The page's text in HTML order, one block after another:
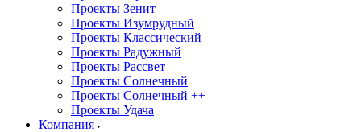
Проекты Зенит
Проекты Изумрудный
Проекты Классический
Проекты Радужный
Проекты Рассвет
Проекты Солнечный
Проекты Солнечный ++
Проекты Удача
Компания